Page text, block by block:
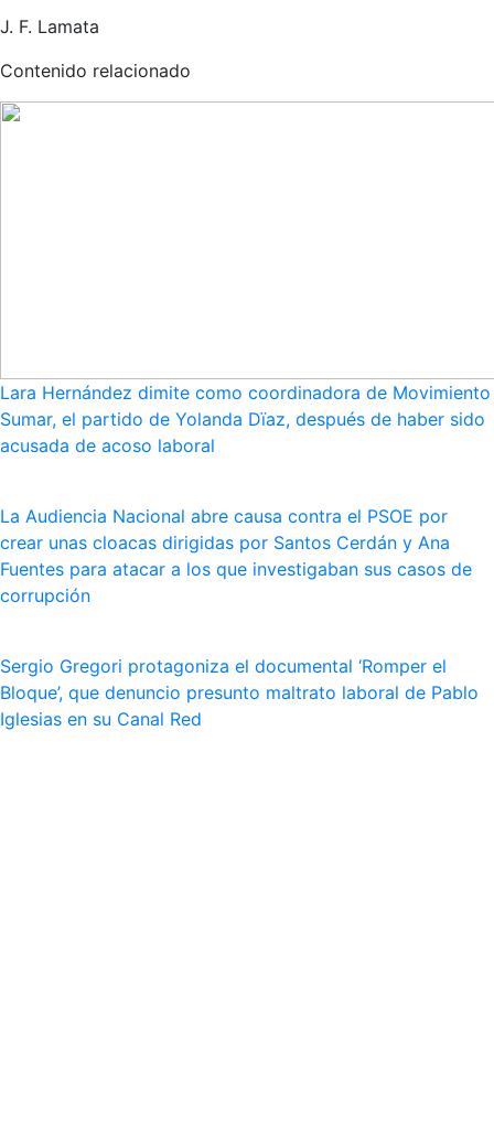
J. F. Lamata
Contenido relacionado
Lara Hernández dimite como coordinadora de Movimiento
Sumar, el partido de Yolanda Dïaz, después de haber sido
acusada de acoso laboral
La Audiencia Nacional abre causa contra el PSOE por
crear unas cloacas dirigidas por Santos Cerdán y Ana
Fuentes para atacar a los que investigaban sus casos de
corrupción
Sergio Gregori protagoniza el documental ‘Romper el
Bloque’, que denuncio presunto maltrato laboral de Pablo
Iglesias en su Canal Red